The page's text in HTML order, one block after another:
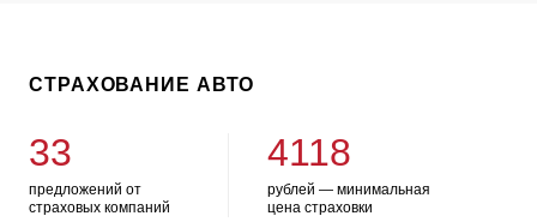
СТРАХОВАНИЕ АВТО
33
предложений от
страховых компаний
4118
рублей — минимальная
цена страховки